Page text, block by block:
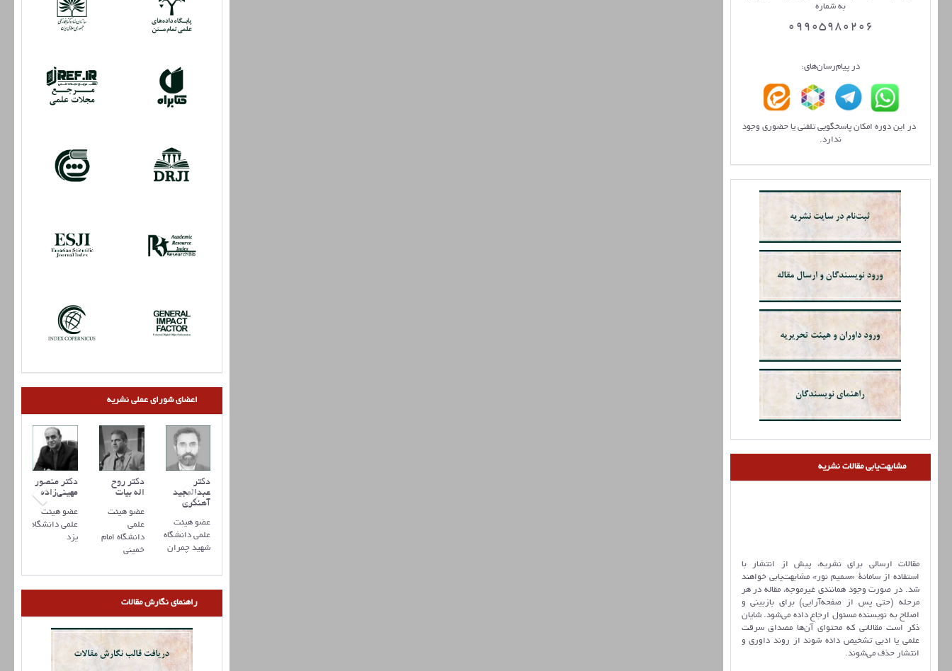
به شماره
09905980206
در پیام‌رسان‌های:
در این دوره امکان پاسخگویی تلفنی یا حضوری وجود
ندارد.
مشابهت‌یابی مقالات نشریه
مقالات ارسالی برای نشریه، پیش از انتشار با
استفاده از سامانۀ «سمیم نور» مشابهت‌یابی خواهند
شد. در صورت وجود همانندی غیرموجه، مقاله در هر
مرحله (حتی پس از صفحه‌آرایی) برای بازبینی و
اصلاح به نویسنده مسئول ارجاع داده می‌شود. شایان
ذکر است مقالاتی که محتوای آن‌ها مصداق سرقت
علمی یا ادبی تشخیص داده شوند از روند داوری و
انتشار حذف می‌شوند.
اعضای شورای عملی نشریه
دکتر منصور
مهینی‌زاده
عضو هیئت
علمی دانشگاه
یزد
دکتر روح
اله بیات
عضو هیئت
علمی
دانشگاه امام
خمینی
دکتر
عبدالمجید
آهنگری
عضو هیئت
علمی دانشگاه
شهید چمران
راهنمای نگارش مقالات